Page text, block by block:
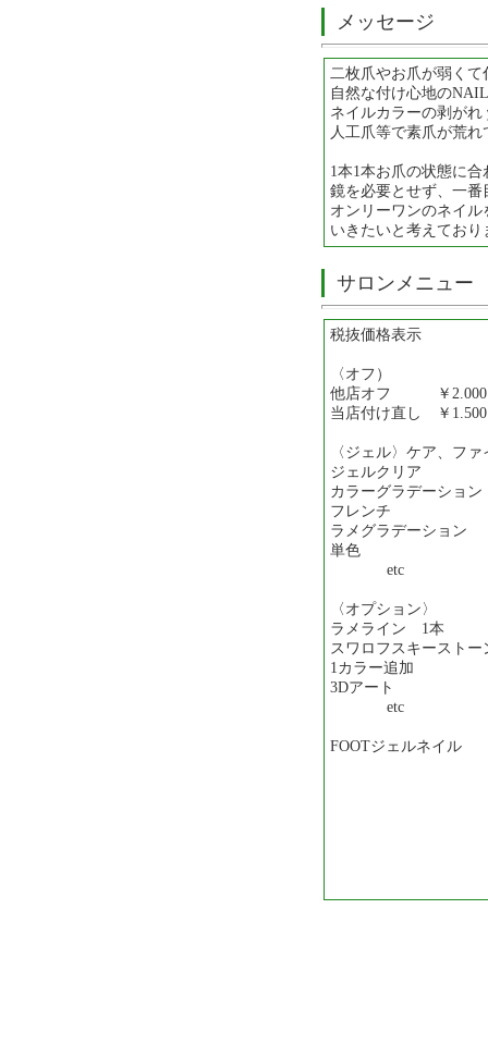
メッセージ
二枚爪やお爪が弱くて
自然な付け心地の
ネイルカラーの剥が
人工爪等で素爪が荒れ
1本1本お爪の状態に
鏡を必要とせず、一番
オンリーワンのネイ
いきたいと考えており
サロンメニュー
税抜価格表示
〈オフ）
他店オフ ￥2.000
当店付け直し ￥1.500
〈ジェル〉ケア、ファ
ジェルクリア
カラーグラデーショ
フレンチ ＋
ラメグラデーション
単色 ＋￥
etc
〈オプション〉
ラメライン
スワロフスキーストー
1カラー追
3Dアー
etc
FOOTジェルネイル